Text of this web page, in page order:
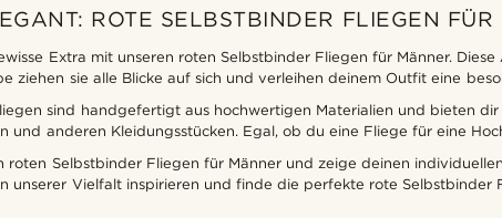
ROTE SELBSTBINDER FLIEGEN FÜR
Extra mit unseren roten Selbstbinder Fliegen für Männer.
ziehen sie alle Blicke auf sich und verleihen deinem Outfit eine
sind handgefertigt aus hochwertigen Materialien und bieten
und anderen Kleidungsstücken. Egal, ob du eine Fliege für eine
roten Selbstbinder Fliegen für Männer und zeige deinen
unserer Vielfalt inspirieren und finde die perfekte rote Selbstbinder